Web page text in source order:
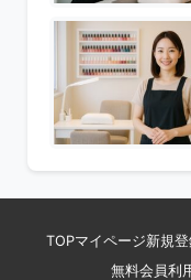
TOPマイページ新規
無料会員利